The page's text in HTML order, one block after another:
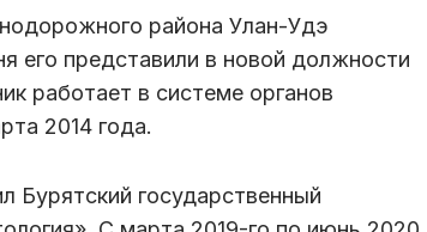
района Улан-Удэ
его представили в новой должности
работает в системе органов
2014 года.
Бурятский государственный